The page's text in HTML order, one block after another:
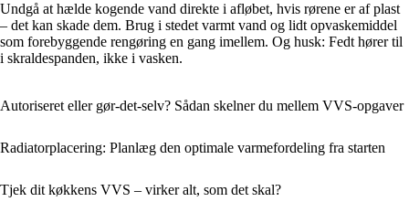
Undgå at hælde kogende vand direkte i afløbet, hvis rørene er af plast
– det kan skade dem. Brug i stedet varmt vand og lidt opvaskemiddel
som forebyggende rengøring en gang imellem. Og husk: Fedt hører til
i skraldespanden, ikke i vasken.
Autoriseret eller gør-det-selv? Sådan skelner du mellem VVS-opgaver
Radiatorplacering: Planlæg den optimale varmefordeling fra starten
Tjek dit køkkens VVS – virker alt, som det skal?